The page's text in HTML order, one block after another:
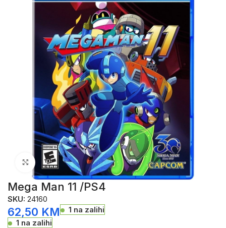
Click to enlarge
Mega Man 11 /PS4
SKU:24160
62,50 KM
1 na zalihi
1 na zalihi